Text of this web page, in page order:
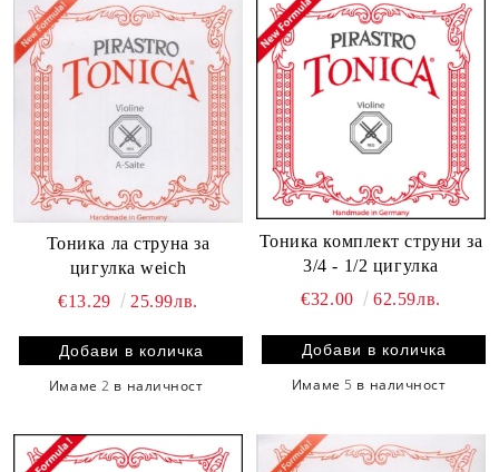
Тоника ла струна за
цигулка weich
€13.29
25.99лв.
Имаме2 в наличност
Тоника комплект струни за
3/4 - 1/2 цигулка
€32.00
62.59лв.
Имаме 5 в наличност